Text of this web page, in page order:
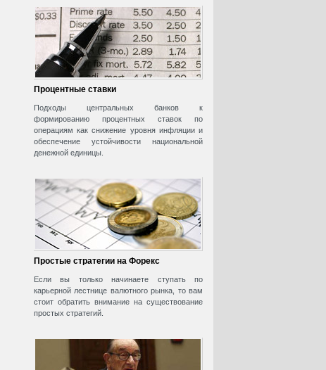
Процентные ставки
Подходы центральных банков к
формированию процентных ставок по
операциям как снижение уровня инфляции и
обеспечение устойчивости национальной
денежной единицы.
Простые стратегии на Форекс
Если вы только начинаете ступать по
карьерной лестнице валютного рынка, то вам
стоит обратить внимание на существование
простых стратегий.